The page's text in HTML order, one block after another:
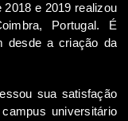
e 2019 realizou
Portugal. É
desde a criação da
sua satisfação
universitário